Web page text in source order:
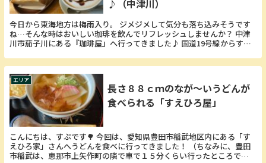
♪（中津川）
今日から東海地方は梅雨入り。 ジメジメして気分も落ち込みそうです
ね…そんな時はおいしい珈琲を飲んでリフレッシュしませんか？ 中津
川市茄子川にある『珈琲屋』へ行ってきました♪ 国道19号線からすぐ
エリア
長さ８８ｃｍのなが～いうどんが
食べられる「すえひろ屋」
こんにちは、すぷです🌳 今回は、愛知県豊田市稲武地区内にある「す
えひろ家」さんへうどんを食べに行ってきました！ （ちなみに、豊田
市稲武は、恵那市上矢作町の隣で車で１５分くらい行ったところで